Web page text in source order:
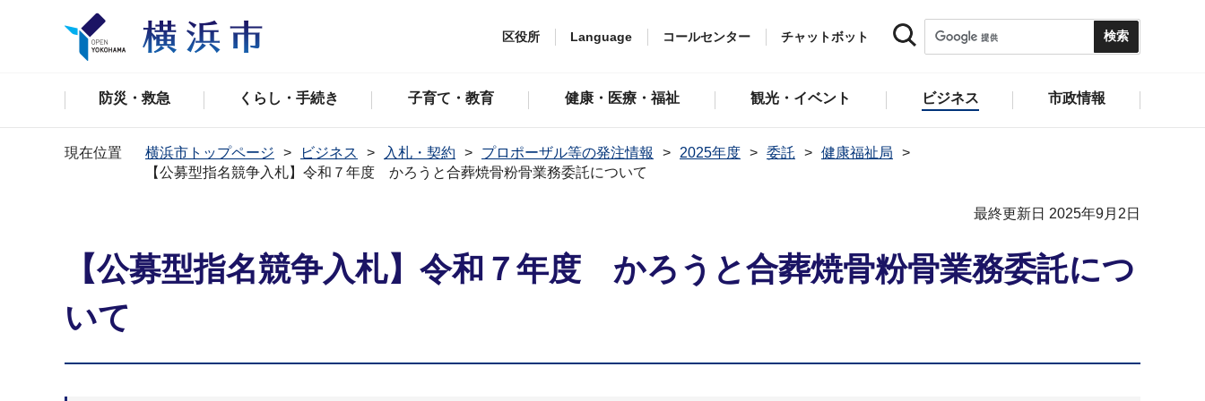
区役所 Language コールセンター チャットボット
防災・救急 くらし・手続き 子育て・教育 健康・医療・福祉 観光・イベント ビジネス 市政情報
現在位置 横浜市トップページ ビジネス 入札・契約 プロポーザル等の発注情報 2025年度 委託
健康福祉局
【公募型指名競争入札】令和７年度 かろうと合葬焼骨粉骨業務委託について
最終更新日 2025年9月2日
【公募型指名競争入札】令和７年度 かろうと合葬焼骨粉骨業務委託につ
いて